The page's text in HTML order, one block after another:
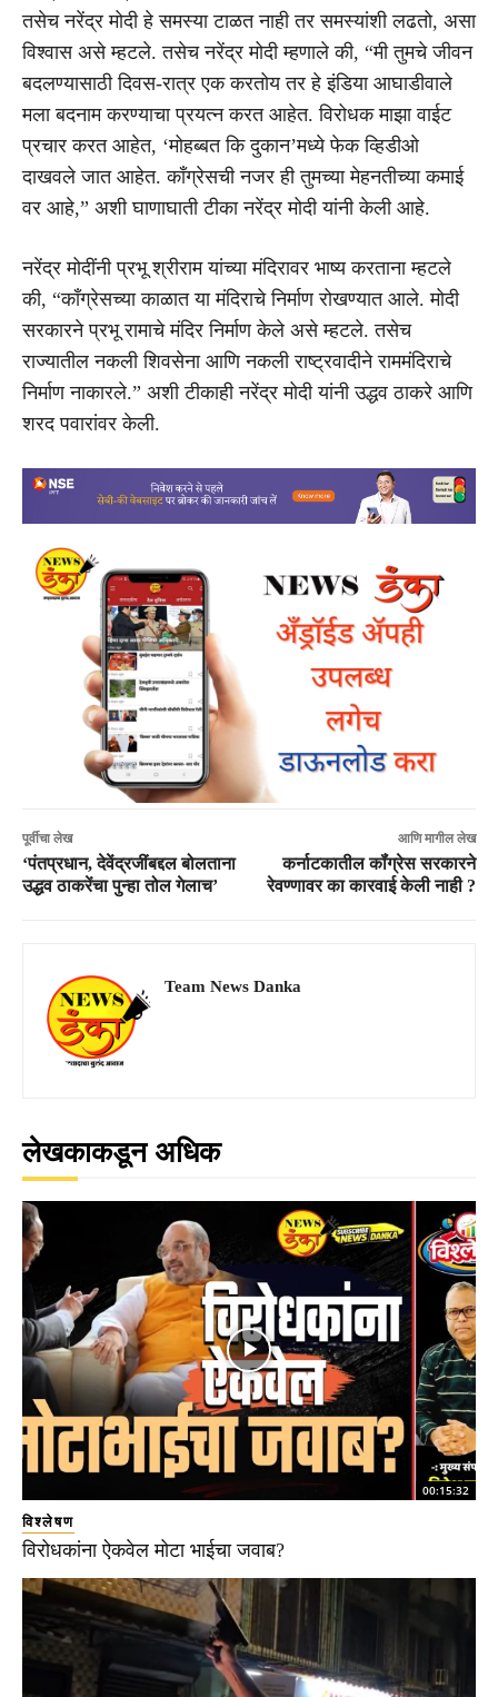
तसेच नरेंद्र मोदी हे समस्या टाळत नाही तर समस्यांशी लढतो, असा
विश्वास असे म्हटले. तसेच नरेंद्र मोदी म्हणाले की, “मी तुमचे जीवन
बदलण्यासाठी दिवस-रात्र एक करतोय तर हे इंडिया आघाडीवाले
मला बदनाम करण्याचा प्रयत्न करत आहेत. विरोधक माझा वाईट
प्रचार करत आहेत, ‘मोहब्बत कि दुकान’मध्ये फेक व्हिडीओ
दाखवले जात आहेत. काँग्रेसची नजर ही तुमच्या मेहनतीच्या कमाई
वर आहे,” अशी घाणाघाती टीका नरेंद्र मोदी यांनी केली आहे.
नरेंद्र मोदींनी प्रभू श्रीराम यांच्या मंदिरावर भाष्य करताना म्हटले
की, “काँग्रेसच्या काळात या मंदिराचे निर्माण रोखण्यात आले. मोदी
सरकारने प्रभू रामाचे मंदिर निर्माण केले असे म्हटले. तसेच
राज्यातील नकली शिवसेना आणि नकली राष्ट्रवादीने राममंदिराचे
निर्माण नाकारले.” अशी टीकाही नरेंद्र मोदी यांनी उद्धव ठाकरे आणि
शरद पवारांवर केली.
पूर्वीचा लेख
‘पंतप्रधान, देवेंद्रजींबद्दल बोलताना
उद्धव ठाकरेंचा पुन्हा तोल गेलाच’
आणि मागील लेख
कर्नाटकातील कॉंग्रेस सरकारने
रेवण्णावर का कारवाई केली नाही ?
Team News Danka
लेखकाकडून अधिक
00:15:32
विश्लेषण
विरोधकांना ऐकवेल मोटा भाईचा जवाब?